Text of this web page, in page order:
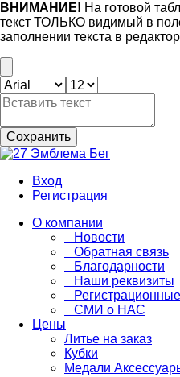
ВНИМАНИЕ! На готовой
текст ТОЛЬКО видимый в
заполнении текста в
Сохранить
Вход
Регистрация
О компании
Новости
Обратная связь
Благодарности
Наши реквизиты
СМИ о НАС
Цены
Литье на заказ
Кубки
Медали